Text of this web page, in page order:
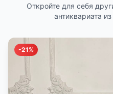
Откройте для себя
антиквариата
-21%